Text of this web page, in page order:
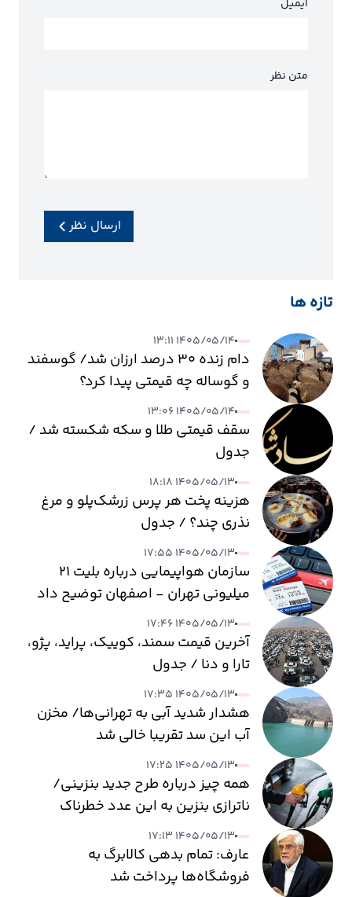
ایمیل
متن نظر
ارسال نظر
تازه ها
۱۴۰۵/۰۵/۱۴ ۱۳:۱۱
دام زنده ۳۰ درصد ارزان شد/ گوسفند
و گوساله چه قیمتی پیدا کرد؟
۱۴۰۵/۰۵/۱۴ ۱۳:۰۶
سقف قیمتی طلا و سکه شکسته شد /
جدول
۱۴۰۵/۰۵/۱۳ ۱۸:۱۸
هزینه پخت هر پرس زرشک‌پلو و مرغ
نذری چند؟ / جدول
۱۴۰۵/۰۵/۱۳ ۱۷:۵۵
سازمان هواپیمایی درباره بلیت ۲۱
میلیونی تهران - اصفهان توضیح داد
۱۴۰۵/۰۵/۱۳ ۱۷:۴۶
آخرین قیمت سمند، کوییک، پراید، پژو،
تارا و دنا / جدول
۱۴۰۵/۰۵/۱۳ ۱۷:۳۵
هشدار شدید آبی به تهرانی‌ها/ مخزن
آب این سد تقریبا خالی شد
۱۴۰۵/۰۵/۱۳ ۱۷:۲۵
همه چیز درباره طرح جدید بنزینی/
ناترازی بنزین به این عدد خطرناک
می‌رسد
۱۴۰۵/۰۵/۱۳ ۱۷:۱۳
عارف: تمام بدهی کالابرگ به
فروشگاه‌ها پرداخت شد